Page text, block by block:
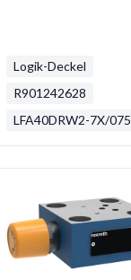
Logik-Deckel
R901242628
LFA40DRW2-7X/075